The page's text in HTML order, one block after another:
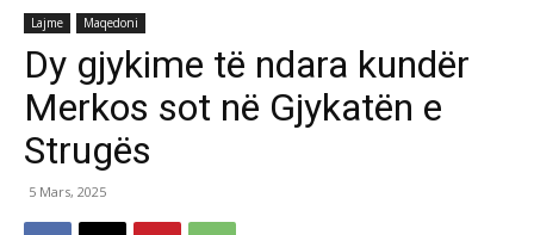
Lajme Maqedoni
Dy gjykime të ndara kundër
Merkos sot në Gjykatën e
Strugës
5 Mars, 2025